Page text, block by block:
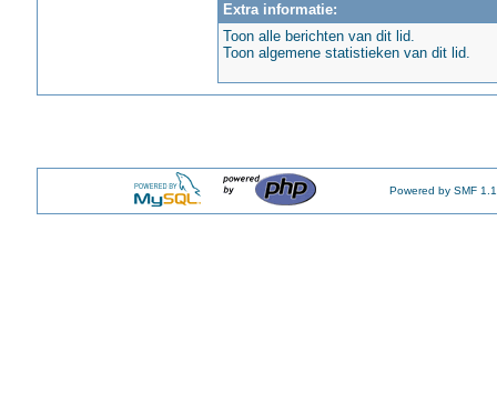
Extra informatie:
Toon alle berichten van dit lid.
Toon algemene statistieken van dit lid.
Powered by SMF